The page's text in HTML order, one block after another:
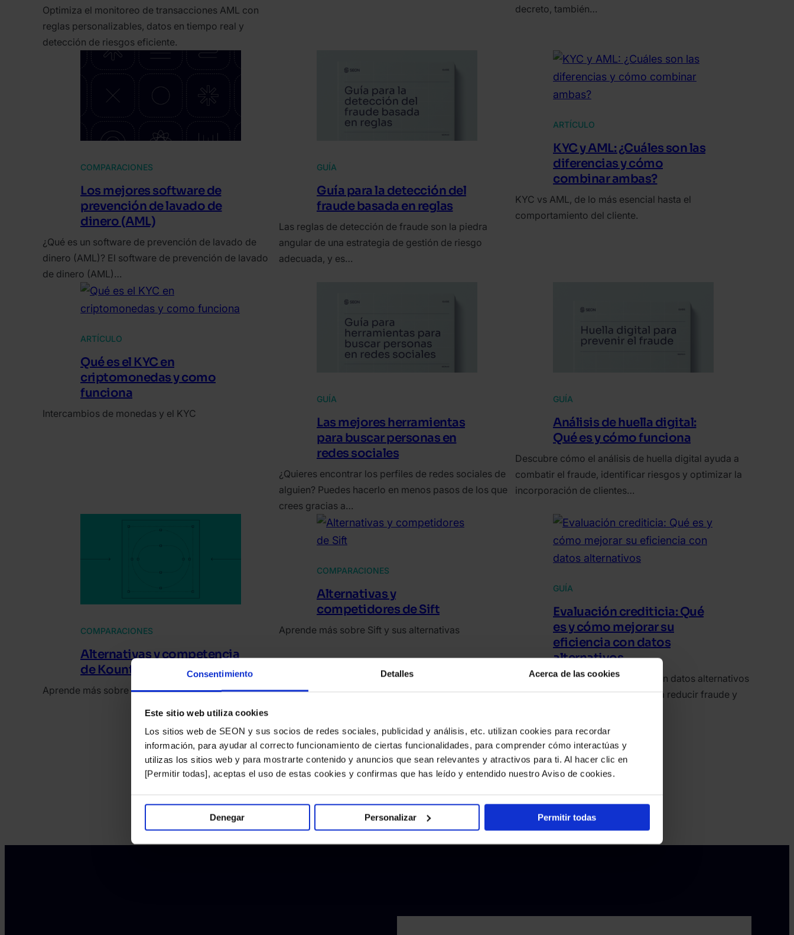
Consentimiento Detalles Acerca de las cookies
Este sitio web utiliza cookies
Los sitios web de SEON y sus socios de redes sociales, publicidad y análisis, etc. utilizan cookies para recordar
información, para ayudar al correcto funcionamiento de ciertas funcionalidades, para comprender cómo interactúas y
utilizas los sitios web y para mostrarte contenido y anuncios que sean relevantes y atractivos para ti. Al hacer clic en
[Permitir todas], aceptas el uso de estas cookies y confirmas que has leído y entendido nuestro Aviso de cookies.
Denegar Personalizar Permitir todas
Optimiza el monitoreo de transacciones AML con
reglas personalizables, datos en tiempo real y
detección de riesgos eficiente.
decreto, también…
COMPARACIONES
Los mejores software de
prevención de lavado de
dinero (AML)
¿Qué es un software de prevención de lavado de
dinero (AML)? El software de prevención de lavado
de dinero (AML)…
GUÍA
Guía para la detección del
fraude basada en reglas
Las reglas de detección de fraude son la piedra
angular de una estrategia de gestión de riesgo
adecuada, y es…
ARTÍCULO
KYC y AML: ¿Cuáles son las
diferencias y cómo
combinar ambas?
KYC vs AML, de lo más esencial hasta el
comportamiento del cliente.
ARTÍCULO
Qué es el KYC en
criptomonedas y como
funciona
Intercambios de monedas y el KYC
GUÍA
Las mejores herramientas
para buscar personas en
redes sociales
¿Quieres encontrar los perfiles de redes sociales de
alguien? Puedes hacerlo en menos pasos de los que
crees gracias a…
GUÍA
Análisis de huella digital:
Qué es y cómo funciona
Descubre cómo el análisis de huella digital ayuda a
combatir el fraude, identificar riesgos y optimizar la
incorporación de clientes…
COMPARACIONES
Alternativas y competencia
de Kount
Aprende más sobre Kount y sus alternativas
COMPARACIONES
Alternativas y
competidores de Sift
Aprende más sobre Sift y sus alternativas
GUÍA
Evaluación crediticia: Qué
es y cómo mejorar su
eficiencia con datos
alternativos
Mejora la evaluación crediticia con datos alternativos
e inteligencia de dispositivos para reducir fraude y
← 1 … 4 5 6 7 →